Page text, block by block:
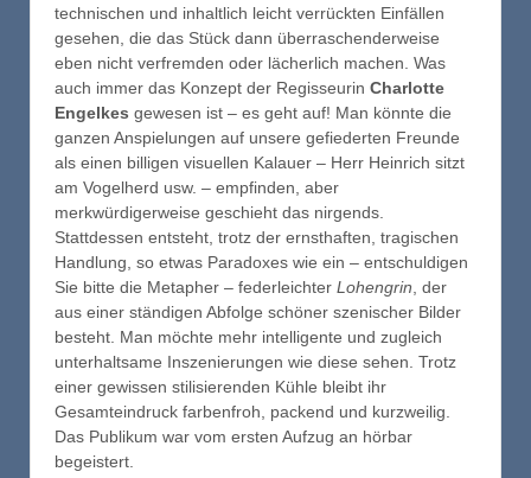
technischen und inhaltlich leicht verrückten Einfällen
gesehen, die das Stück dann überraschenderweise
eben nicht verfremden oder lächerlich machen. Was
auch immer das Konzept der Regisseurin Charlotte
Engelkes gewesen ist – es geht auf! Man könnte die
ganzen Anspielungen auf unsere gefiederten Freunde
als einen billigen visuellen Kalauer – Herr Heinrich sitzt
am Vogelherd usw. – empfinden, aber
merkwürdigerweise geschieht das nirgends.
Stattdessen entsteht, trotz der ernsthaften, tragischen
Handlung, so etwas Paradoxes wie ein – entschuldigen
Sie bitte die Metapher – federleichter Lohengrin , der
aus einer ständigen Abfolge schöner szenischer Bilder
besteht. Man möchte mehr intelligente und zugleich
unterhaltsame Inszenierungen wie diese sehen. Trotz
einer gewissen stilisierenden Kühle bleibt ihr
Gesamteindruck farbenfroh, packend und kurzweilig.
Das Publikum war vom ersten Aufzug an hörbar
begeistert.